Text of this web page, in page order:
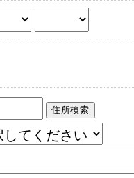
住所検索